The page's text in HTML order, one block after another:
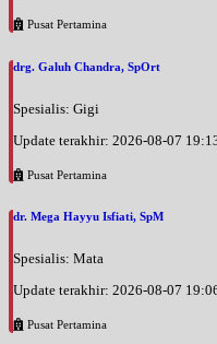
Pusat Pertamina
drg. Galuh Chandra, SpOrt
Spesialis: Gigi
Update terakhir: 2026-08-07
Pusat Pertamina
dr. Mega Hayyu Isfiati, SpM
Spesialis: Mata
Update terakhir: 2026-08-07
Pusat Pertamina